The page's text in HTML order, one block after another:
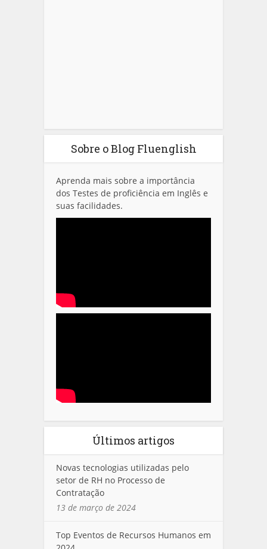
Sobre o Blog Fluenglish
Aprenda mais sobre a importância
dos Testes de proficiência em Inglês e
suas facilidades.
Últimos artigos
Novas tecnologias utilizadas pelo
setor de RH no Processo de
Contratação
13 de março de 2024
Top Eventos de Recursos Humanos em